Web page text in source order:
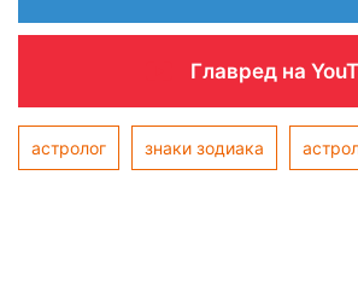
Главред на
астролог знаки зодиака